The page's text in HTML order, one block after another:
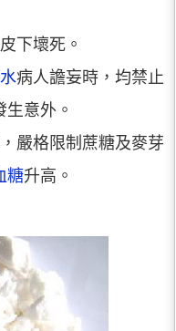
下壞死。
病人譫妄時，均禁止
意外。
嚴格限制蔗糖及麥芽
糖升高。